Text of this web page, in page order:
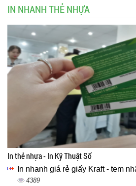
IN NHANH THẺ NHỰA
In thẻ nhựa - In Kỹ Thuật Số
In nhanh giá rẻ giấy Kraft - tem
4389